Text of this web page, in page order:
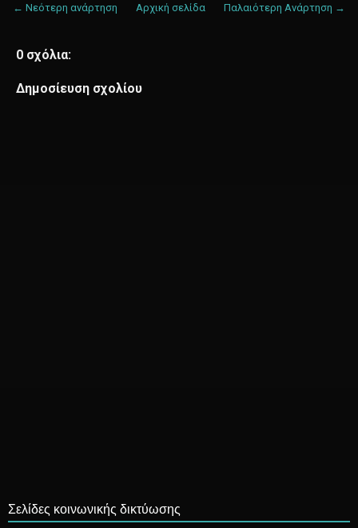
← Νεότερη ανάρτηση Παλαιότερη Ανάρτηση →
Αρχική σελίδα
0 σχόλια:
Δημοσίευση σχολίου
Σελίδες κοινωνικής δικτύωσης